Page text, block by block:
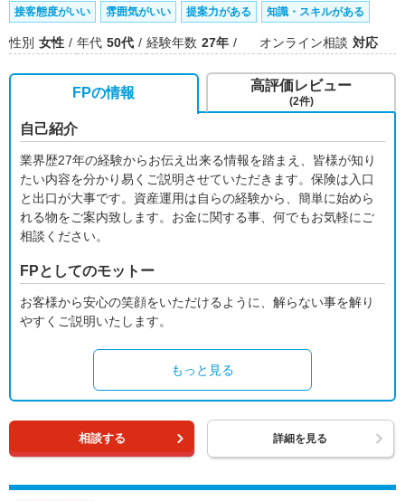
接客態度がいい 雰囲気がいい 提案力がある 知識・スキルがある
性別 女性 年代 50代 経験年数 27年 オンライン相談 対応
FPの情報
自己紹介
業界歴27年の経験からお伝え出来る情報を踏まえ、皆様が知り
たい内容を分かり易くご説明させていただきます。保険は入口
と出口が大事です。資産運用は自らの経験から、簡単に始めら
れる物をご案内致します。お金に関する事、何でもお気軽にご
相談ください。
FPとしてのモットー
お客様から安心の笑顔をいただけるように、解らない事を解り
やすくご説明いたします。
もっと見る
高評価レビュー
(2件)
相談する 詳細を見る